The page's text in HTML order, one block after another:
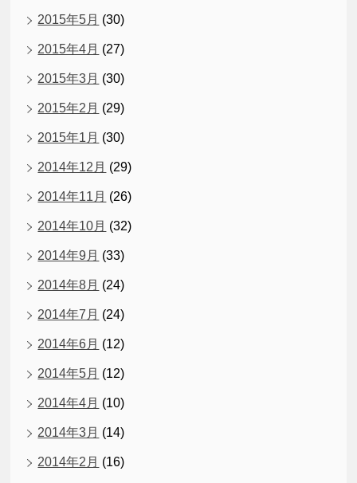
2015年5月 (30)
2015年4月 (27)
2015年3月 (30)
2015年2月 (29)
2015年1月 (30)
2014年12月 (29)
2014年11月 (26)
2014年10月 (32)
2014年9月 (33)
2014年8月 (24)
2014年7月 (24)
2014年6月 (12)
2014年5月 (12)
2014年4月 (10)
2014年3月 (14)
2014年2月 (16)